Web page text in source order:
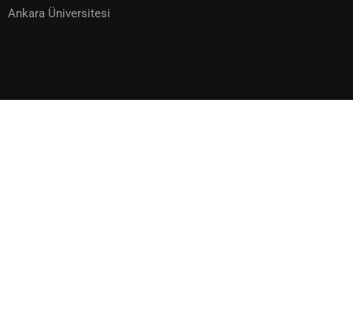
Ankara Üniversitesi